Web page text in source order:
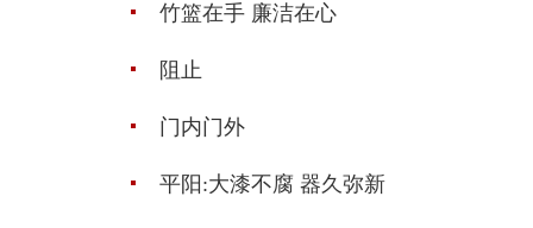
竹篮在手 廉洁在心
阻止
门内门外
平阳:大漆不腐 器久弥新